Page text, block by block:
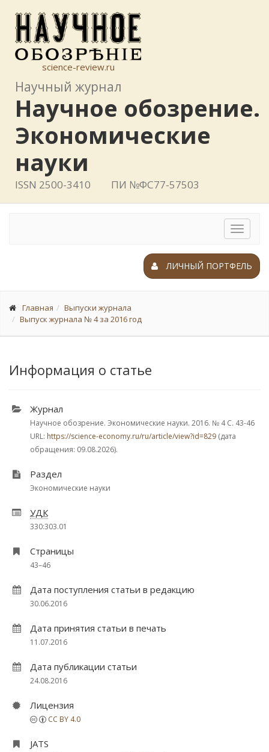
science-review.ru
Научный журнал
Научное обозрение.
Экономические
науки
ISSN 2500-3410 ПИ №ФС77-57503
Toggle
ЛИЧНЫЙ ПОРТФЕЛЬ
Главная
Выпуски журнала
Выпуск журнала № 4 за 2016 год
Информация о статье
Журнал
Научное обозрение. Экономические науки. 2016. № 4С. 43-46
URL: https://science-economy.ru/ru/article/view?id=829 (дата
обращения: 09.08.2026).
Раздел
Экономические науки
УДК
330:303.01
Страницы
43–46
Дата поступления статьи в редакцию
30.06.2016
Дата принятия статьи в печать
11.07.2016
Дата публикации статьи
24.08.2016
Лицензия
CC BY 4.0
JATS